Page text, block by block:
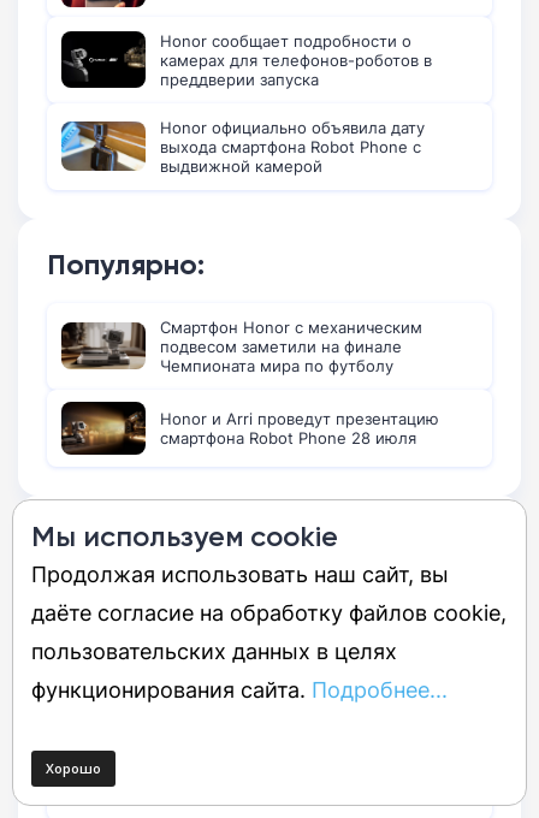
Honor сообщает подробности о
камерах для телефонов-роботов в
преддверии запуска
Honor официально объявила дату
выхода смартфона Robot Phone с
выдвижной камерой
Популярно:
Смартфон Honor с механическим
подвесом заметили на финале
Чемпионата мира по футболу
Honor и Arri проведут презентацию
смартфона Robot Phone 28 июля
Последние новости:
Семь засухоустойчивых многолетников
для сада в жаркий период
Samsung разрабатывает новые умные
часы Galaxy Aero на базе системы RTOS
Мы используем cookie
Продолжая использовать наш сайт, вы
даёте согласие на обработку файлов cookie,
пользовательских данных в целях
функционирования сайта. Подробнее...